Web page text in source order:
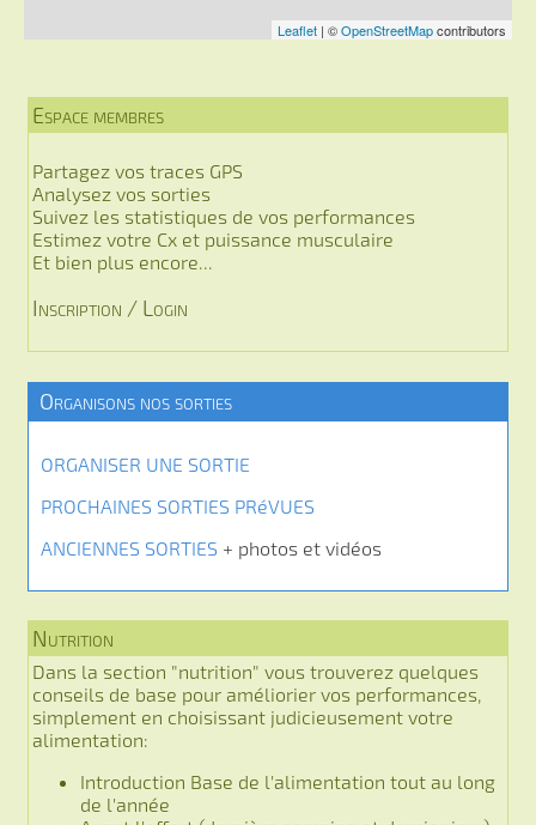
Espace membres
Partagez vos traces GPS
Analysez vos sorties
Suivez les statistiques de vos performances
Estimez votre Cx et puissance musculaire
Et bien plus encore...
Inscription / Login
Organisons nos sorties
ORGANISER UNE SORTIE
PROCHAINES SORTIES PRéVUES
ANCIENNES SORTIES + photos et vidéos
Nutrition
Dans la section "nutrition" vous trouverez quelques
conseils de base pour améliorier vos performances,
simplement en choisissant judicieusement votre
alimentation:
Introduction Base de l'alimentation tout au long
de l'année